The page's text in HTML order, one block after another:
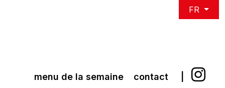
FR
menu de la semaine contact